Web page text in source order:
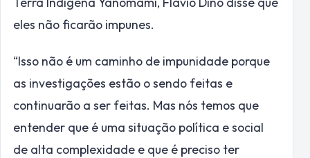
eles não ficarão impunes.
“Isso não é um caminho de impunidade porque
as investigações estão o sendo feitas e
continuarão a ser feitas. Mas nós temos que
entender que é uma situação política e social
de alta complexidade e que é preciso ter